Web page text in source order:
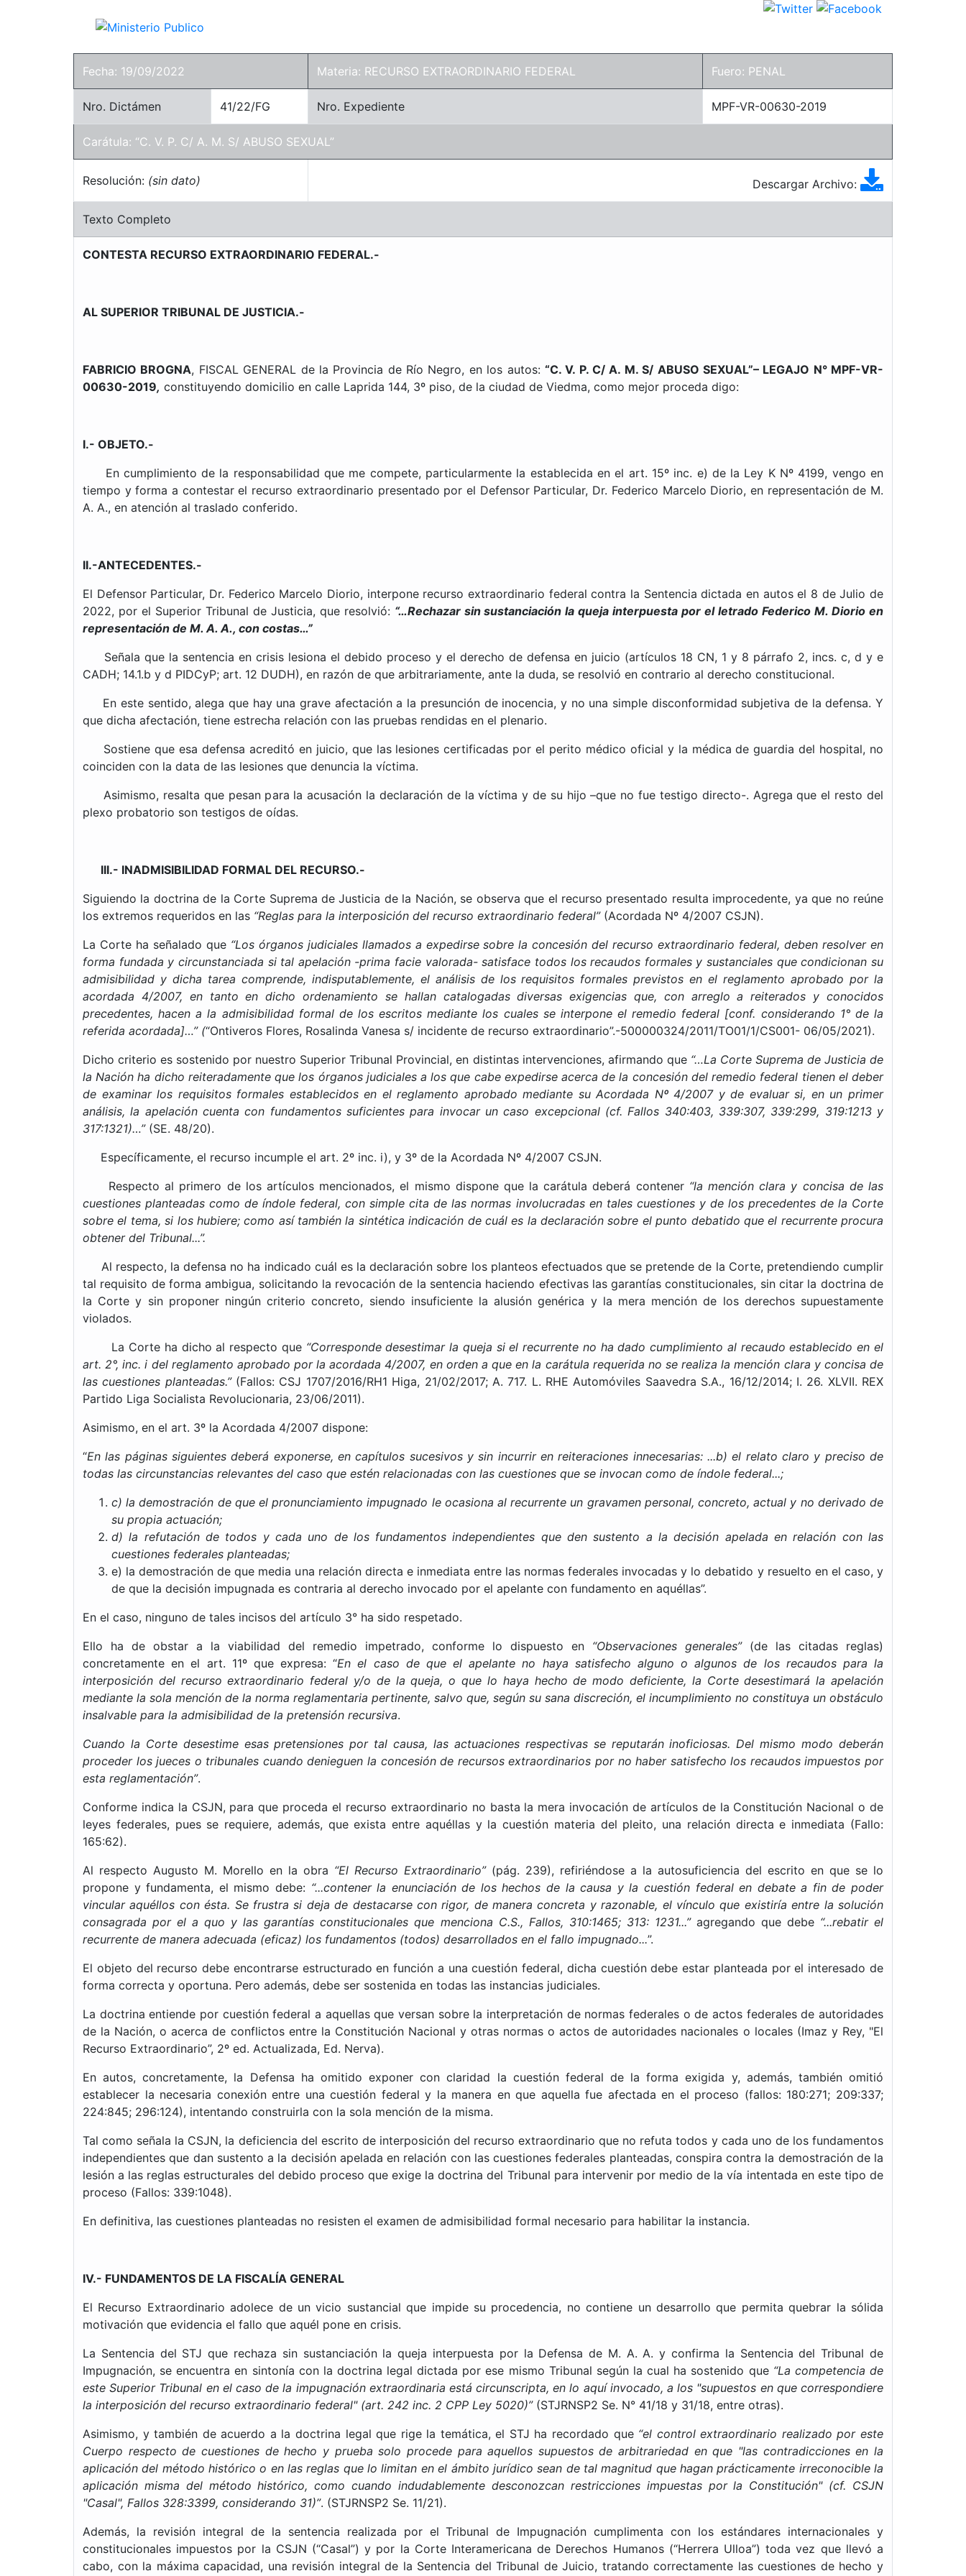
Fecha: 19/09/2022 Materia: RECURSO EXTRAORDINARIO FEDERAL Fuero: PENAL
Nro. Dictámen 41/22/FG Nro. Expediente MPF-VR-00630-2019
Carátula: “C. V. P. C/ A. M. S/ ABUSO SEXUAL”
Resolución: (sin dato) Descargar Archivo:
Texto Completo
CONTESTA RECURSO EXTRAORDINARIO FEDERAL.-
AL SUPERIOR TRIBUNAL DE JUSTICIA.-
FABRICIO BROGNA, FISCAL GENERAL de la Provincia de Río Negro, en los autos: “C. V. P. C/ A. M. S/ ABUSO SEXUAL”– LEGAJO N° MPF-VR-
00630-2019, constituyendo domicilio en calle Laprida 144, 3º piso, de la ciudad de Viedma, como mejor proceda digo:
I.- OBJETO.-
En cumplimiento de la responsabilidad que me compete, particularmente la establecida en el art. 15º inc. e) de la Ley K Nº 4199, vengo en
tiempo y forma a contestar el recurso extraordinario presentado por el Defensor Particular, Dr. Federico Marcelo Diorio, en representación de M.
A. A., en atención al traslado conferido.
II.-ANTECEDENTES.-
El Defensor Particular, Dr. Federico Marcelo Diorio, interpone recurso extraordinario federal contra la Sentencia dictada en autos el 8 de Julio de
2022, por el Superior Tribunal de Justicia, que resolvió: “…Rechazar sin sustanciación la queja interpuesta por el letrado Federico M. Diorio en
representación de M. A. A., con costas…”
Señala que la sentencia en crisis lesiona el debido proceso y el derecho de defensa en juicio (artículos 18 CN, 1 y 8 párrafo 2, incs. c, d y e
CADH; 14.1.b y d PIDCyP; art. 12 DUDH), en razón de que arbitrariamente, ante la duda, se resolvió en contrario al derecho constitucional.
En este sentido, alega que hay una grave afectación a la presunción de inocencia, y no una simple disconformidad subjetiva de la defensa. Y
que dicha afectación, tiene estrecha relación con las pruebas rendidas en el plenario.
Sostiene que esa defensa acreditó en juicio, que las lesiones certificadas por el perito médico oficial y la médica de guardia del hospital, no
coinciden con la data de las lesiones que denuncia la víctima.
Asimismo, resalta que pesan para la acusación la declaración de la víctima y de su hijo –que no fue testigo directo-. Agrega que el resto del
plexo probatorio son testigos de oídas.
III.- INADMISIBILIDAD FORMAL DEL RECURSO.-
Siguiendo la doctrina de la Corte Suprema de Justicia de la Nación, se observa que el recurso presentado resulta improcedente, ya que no reúne
los extremos requeridos en las “Reglas para la interposición del recurso extraordinario federal”(Acordada Nº 4/2007 CSJN).
La Corte ha señalado que“Los órganos judiciales llamados a expedirse sobre la concesión del recurso extraordinario federal, deben resolver en
forma fundada y circunstanciada si tal apelación -prima facie valorada- satisface todos los recaudos formales y sustanciales que condicionan su
admisibilidad y dicha tarea comprende, indisputablemente, el análisis de los requisitos formales previstos en el reglamento aprobado por la
acordada 4/2007, en tanto en dicho ordenamiento se hallan catalogadas diversas exigencias que, con arreglo a reiterados y conocidos
precedentes, hacen a la admisibilidad formal de los escritos mediante los cuales se interpone el remedio federal [conf. considerando 1° de la
referida acordada]…” (“Ontiveros Flores, Rosalinda Vanesa s/ incidente de recurso extraordinario”.-500000324/2011/TO01/1/CS001- 06/05/2021).
Dicho criterio es sostenido por nuestro Superior Tribunal Provincial, en distintas intervenciones, afirmando que “…La Corte Suprema de Justicia de
la Nación ha dicho reiteradamente que los órganos judiciales a los que cabe expedirse acerca de la concesión del remedio federal tienen el deber
de examinar los requisitos formales establecidos en el reglamento aprobado mediante su Acordada Nº 4/2007 y de evaluar si, en un primer
análisis, la apelación cuenta con fundamentos suficientes para invocar un caso excepcional (cf. Fallos 340:403, 339:307, 339:299, 319:1213 y
317:1321)…”(SE. 48/20).
Específicamente, el recurso incumple el art. 2º inc. i), y 3º de la Acordada Nº 4/2007 CSJN.
Respecto al primero de los artículos mencionados, el mismo dispone que la carátula deberá contener “la mención clara y concisa de las
cuestiones planteadas como de índole federal, con simple cita de las normas involucradas en tales cuestiones y de los precedentes de la Corte
sobre el tema, si los hubiere; como así también la sintética indicación de cuál es la declaración sobre el punto debatido que el recurrente procura
obtener del Tribunal...”.
Al respecto, la defensa no ha indicado cuál es la declaración sobre los planteos efectuados que se pretende de la Corte, pretendiendo cumplir
tal requisito de forma ambigua, solicitando la revocación de la sentencia haciendo efectivas las garantías constitucionales, sin citar la doctrina de
la Corte y sin proponer ningún criterio concreto, siendo insuficiente la alusión genérica y la mera mención de los derechos supuestamente
violados.
La Corte ha dicho al respecto que “Corresponde desestimar la queja si el recurrente no ha dado cumplimiento al recaudo establecido en el
art. 2°, inc. i del reglamento aprobado por la acordada 4/2007, en orden a que en la carátula requerida no se realiza la mención clara y concisa de
las cuestiones planteadas.”(Fallos: CSJ 1707/2016/RH1 Higa, 21/02/2017; A. 717. L. RHE Automóviles Saavedra S.A., 16/12/2014; I. 26. XLVII. REX
Partido Liga Socialista Revolucionaria, 23/06/2011).
Asimismo, en el art. 3º la Acordada 4/2007 dispone:
“En las páginas siguientes deberá exponerse, en capítulos sucesivos y sin incurrir en reiteraciones innecesarias: ...b) el relato claro y preciso de
todas las circunstancias relevantes del caso que estén relacionadas con las cuestiones que se invocan como de índole federal...;
c) la demostración de que el pronunciamiento impugnado le ocasiona al recurrente un gravamen personal, concreto, actual y no derivado de
su propia actuación;
d) la refutación de todos y cada uno de los fundamentos independientes que den sustento a la decisión apelada en relación con las
cuestiones federales planteadas;
e) la demostración de que media una relación directa e inmediata entre las normas federales invocadas y lo debatido y resuelto en el caso, y
de que la decisión impugnada es contraria al derecho invocado por el apelante con fundamento en aquéllas”.
En el caso, ninguno de tales incisos del artículo 3° ha sido respetado.
Ello ha de obstar a la viabilidad del remedio impetrado, conforme lo dispuesto en “Observaciones generales”(de las citadas reglas)
concretamente en el art. 11º que expresa: “En el caso de que el apelante no haya satisfecho alguno o algunos de los recaudos para la
interposición del recurso extraordinario federal y/o de la queja, o que lo haya hecho de modo deficiente, la Corte desestimará la apelación
mediante la sola mención de la norma reglamentaria pertinente, salvo que, según su sana discreción, el incumplimiento no constituya un obstáculo
insalvable para la admisibilidad de la pretensión recursiva.
Cuando la Corte desestime esas pretensiones por tal causa, las actuaciones respectivas se reputarán inoficiosas. Del mismo modo deberán
proceder los jueces o tribunales cuando denieguen la concesión de recursos extraordinarios por no haber satisfecho los recaudos impuestos por
esta reglamentación”.
Conforme indica la CSJN, para que proceda el recurso extraordinario no basta la mera invocación de artículos de la Cons­titución Nacional o de
leyes federales, pues se requiere, además, que exista entre aquéllas y la cuestión materia del pleito, una relación directa e inmediata (Fallo:
165:62).
Al respecto Augusto M. Morello en la obra “El Recurso Extraordinario”(pág. 239), refiriéndose a la autosuficiencia del escrito en que se lo
propone y fundamenta, el mismo debe: “...contener la enunciación de los hechos de la causa y la cuestión federal en debate a fin de poder
vincular aquéllos con ésta. Se frustra si deja de destacarse con rigor, de manera concreta y razonable, el vínculo que existiría entre la solución
consagrada por el a quo y las garantías constitucionales que menciona C.S., Fallos, 310:1465; 313: 1231...”agregando que debe “...rebatir el
recurrente de manera adecuada (eficaz) los fundamentos (todos) desarrollados en el fallo impugnado...”.
El objeto del recurso debe encontrarse estructurado en función a una cuestión federal, dicha cuestión debe estar planteada por el interesado de
forma correcta y oportuna. Pero además, debe ser sostenida en todas las instancias judiciales.
La doctrina entiende por cuestión federal a aquellas que versan sobre la interpretación de normas federales o de actos federales de autoridades
de la Nación, o acerca de conflictos entre la Constitución Nacional y otras normas o actos de autoridades nacionales o locales (Imaz y Rey, "El
Recurso Extraordinario”, 2º ed. Actualizada, Ed. Nerva).
En autos, concretamente, la Defensa ha omitido exponer con claridad la cuestión federal de la forma exigida y, además, también omitió
establecer la necesaria conexión entre una cuestión federal y la manera en que aquella fue afectada en el proceso (fallos: 180:271; 209:337;
224:845; 296:124), intentando construirla con la sola mención de la misma.
Tal como señala la CSJN, la deficiencia del escrito de interposición del recurso extraordinario que no refuta todos y cada uno de los fundamentos
independientes que dan sustento a la decisión apelada en relación con las cuestiones federales planteadas, conspira contra la demostración de la
lesión a las reglas estructurales del debido proceso que exige la doctrina del Tribunal para intervenir por medio de la vía intentada en este tipo de
proceso (Fallos: 339:1048).
En definitiva, las cuestiones planteadas no resisten el examen de admisibilidad formal necesario para habilitar la instancia.
IV.- FUNDAMENTOS DE LA FISCALÍA GENERAL
El Recurso Extraordinario adolece de un vicio sustancial que impide su procedencia, no contiene un desarrollo que permita quebrar la sólida
motivación que evidencia el fallo que aquél pone en crisis.
La Sentencia del STJ que rechaza sin sustanciación la queja interpuesta por la Defensa de M. A. A. y confirma la Sentencia del Tribunal de
Impugnación, se encuentra en sintonía con la doctrina legal dictada por ese mismo Tribunal según la cual ha sostenido que “La competencia de
este Superior Tribunal en el caso de la impugnación extraordinaria está circunscripta, en lo aquí invocado, a los "supuestos en que correspondiere
la interposición del recurso extraordinario federal" (art. 242 inc. 2 CPP Ley 5020)”(STJRNSP2 Se. N° 41/18 y 31/18, entre otras).
Asimismo, y también de acuerdo a la doctrina legal que rige la temática, el STJ ha recordado que “el control extraordinario realizado por este
Cuerpo respecto de cuestiones de hecho y prueba solo procede para aquellos supuestos de arbitrariedad en que "las contradicciones en la
aplicación del método histórico o en las reglas que lo limitan en el ámbito jurídico sean de tal magnitud que hagan prácticamente irreconocible la
aplicación misma del método histórico, como cuando indudablemente desconozcan restricciones impuestas por la Constitución" (cf. CSJN
"Casal", Fallos 328:3399, considerando 31)”. (STJRNSP2 Se. 11/21).
Además, la revisión integral de la sentencia realizada por el Tribunal de Impugnación cumplimenta con los estándares internacionales y
constitucionales impuestos por la CSJN (“Casal”) y por la Corte Interamericana de Derechos Humanos (“Herrera Ulloa”) toda vez que llevó a
cabo, con la máxima capacidad, una revisión integral de la Sentencia del Tribunal de Juicio, tratando correctamente las cuestiones de hecho y